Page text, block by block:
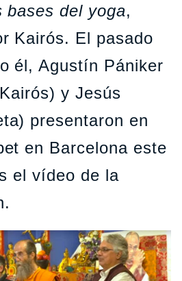
bases del yoga,
Kairós. El pasado
él, Agustín Pániker
y Jesús
presentaron en
en Barcelona este
el vídeo de la